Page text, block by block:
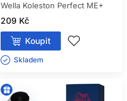
Wella Koleston Perfect ME+
209 Kč
Koupit
Skladem ㅤ